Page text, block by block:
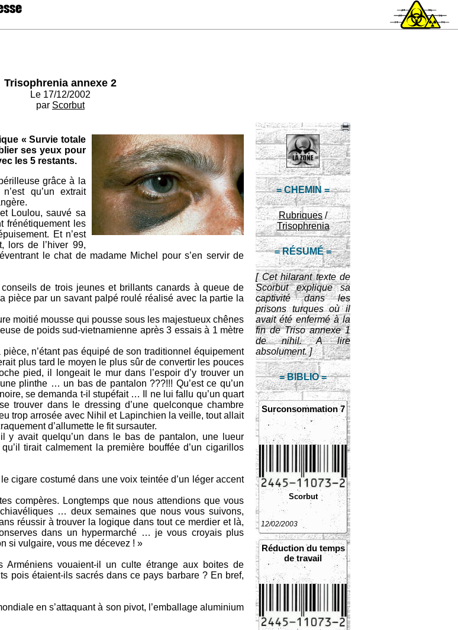
Trisophrenia annexe 2
Le 17/12/2002
par Scorbut
= CHEMIN =
Rubriques /
Trisophrenia
= RÉSUMÉ =
[ Cet hilarant texte de
Scorbut explique sa
captivité dans les
prisons turques où il
avait été enfermé à la
fin de Triso annexe 1
de nihil. A lire
absolument. ]
= BIBLIO =
Surconsommation 7
Scorbut
12/02/2003
Réduction du temps
de travail
« Survie totale
ses yeux pour
les 5 restants.
grâce à la
qu’un extrait
Loulou, sauvé sa
frénétiquement les
Et n’est
lors de l’hiver 99,
le chat de madame Michel pour s’en servir de
de trois jeunes et brillants canards à queue de
pièce par un savant palpé roulé réalisé avec la partie la
moitié mousse qui pousse sous les majestueux chênes
de poids sud-vietnamienne après 3 essais à 1 mètre
n’étant pas équipé de son traditionnel équipement
plus tard le moyen le plus sûr de convertir les pouces
pied, il longeait le mur dans l’espoir d’y trouver un
plinthe … un bas de pantalon ???!!! Qu’est ce qu’un
se demanda t-il stupéfait … Il ne lui fallu qu’un quart
trouver dans le dressing d’une quelconque chambre
trop arrosée avec Nihil et Lapinchien la veille, tout allait
d’allumette le fit sursauter.
avait quelqu’un dans le bas de pantalon, une lueur
tirait calmement la première bouffée d’un cigarillos
cigare costumé dans une voix teintée d’un léger accent
compères. Longtemps que nous attendions que vous
… deux semaines que nous vous suivons,
réussir à trouver la logique dans tout ce merdier et là,
dans un hypermarché … je vous croyais plus
si vulgaire, vous me décevez ! »
Arméniens vouaient-il un culte étrange aux boites de
pois étaient-ils sacrés dans ce pays barbare ? En bref,
en s’attaquant à son pivot, l’emballage aluminium